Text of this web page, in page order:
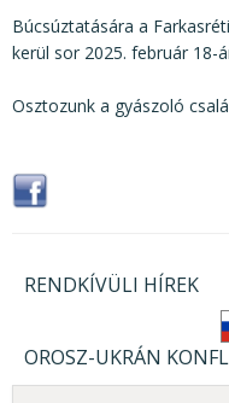
Búcsúztatására a
kerül sor 2025. február 18-
Osztozunk a gyászoló
RENDKÍVÜLI HÍREK
OROSZ-UKRÁN